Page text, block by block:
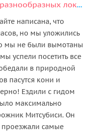
Тайны Мангистау. Маршрут из разнообразных локаций
написана, что
но мы уложились
мы не были вымотаны
успели посетить все
в природной
пасутся кони и
Ездили с гидом
максимально
Митсубиси. Он
самые